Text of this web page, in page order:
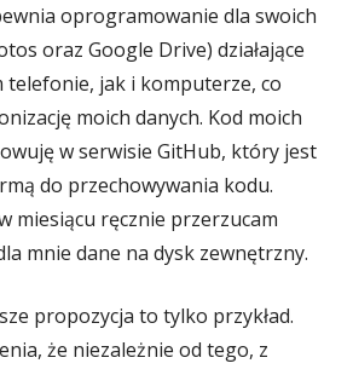
w
nowym
oknie
oprogramowanie dla swoich
oraz Google Drive) działające
telefonie, jak i komputerze, co
moich danych. Kod moich
w serwisie GitHub, który jest
do przechowywania kodu.
miesiącu ręcznie przerzucam
mnie dane na dysk zewnętrzny.
propozycja to tylko przykład.
że niezależnie od tego, z